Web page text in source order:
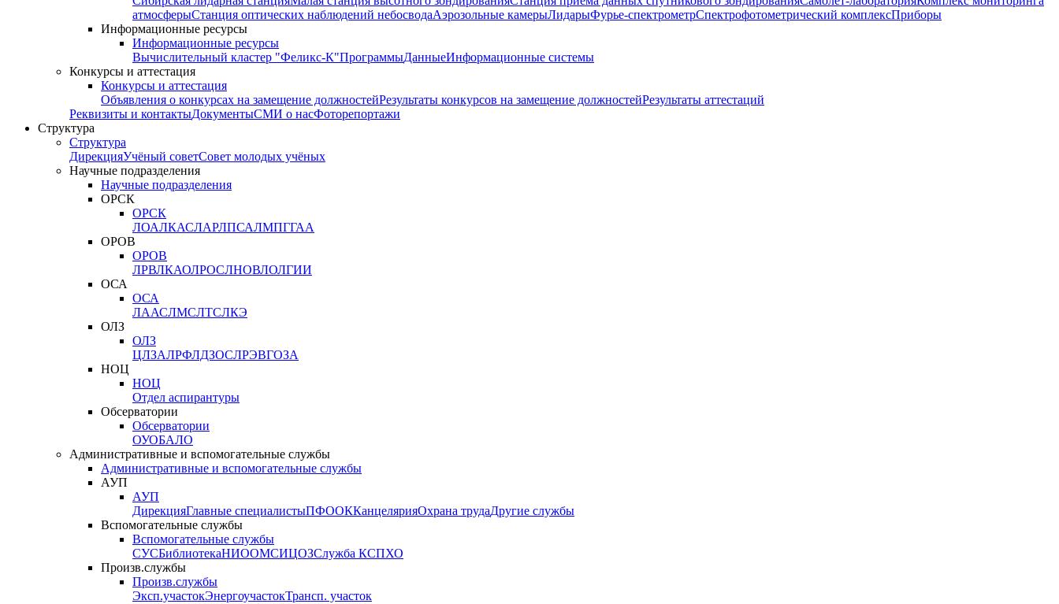
атмосферыСтанция оптических наблюдений небосводаАэрозольные камерыЛидарыФурье-спектрометрСпектрофотометрический комплексПриборы
Информационные ресурсы
Информационные ресурсы
Вычислительный кластер "Феликс-К"ПрограммыДанныеИнформационные системы
Конкурсы и аттестация
Конкурсы и аттестация
Объявления о конкурсах на замещение должностейРезультаты конкурсов на замещение должностейРезультаты аттестаций
Реквизиты и контактыДокументыСМИ о насФоторепортажи
Структура
Структура
ДирекцияУчёный советСовет молодых учёных
Научные подразделения
Научные подразделения
ОРСК
ОРСК
ЛОАЛКАСЛАРЛПСАЛМПГГАА
ОРОВ
ОРОВ
ЛРВЛКАОЛРОСЛНОВЛОЛГИИ
ОСА
ОСА
ЛААСЛМСЛТСЛКЭ
ОЛЗ
ОЛЗ
ЦЛЗАЛРФЛДЗОСЛРЭВГОЗА
НОЦ
НОЦ
Отдел аспирантуры
Обсерватории
Обсерватории
ОУОБАЛО
Административные и вспомогательные службы
Административные и вспомогательные службы
АУП
АУП
ДирекцияГлавные специалистыПФООККанцелярияОхрана трудаДругие службы
Вспомогательные службы
Вспомогательные службы
СУСБиблиотекаНИООМСИЦОЗСлужба КСПХО
Произв.службы
Произв.службы
Эксп.участокЭнергоучастокТрансп. участок